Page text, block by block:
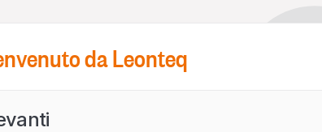
da Leonteq